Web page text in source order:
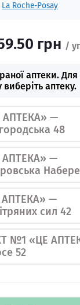
La Roche-Posay
грн
аптеки.
аптеку.
—
48
—
—
сил 42
№1 «ЦЕ
52